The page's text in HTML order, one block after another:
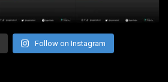
Follow on Instagram